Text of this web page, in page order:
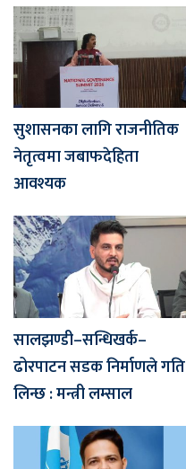
सुशासनका लागि राजनीतिक
नेतृत्वमा जबाफदेहिता
आवश्यक
सालझण्डी–सन्धिखर्क–
ढोरपाटन सडक निर्माणले गति
लिन्छ : मन्त्री लम्साल